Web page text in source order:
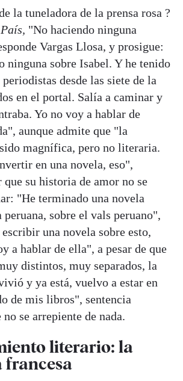
la tuneladora de la prensa rosa ?
"No haciendo ninguna
Vargas Llosa, y prosigue:
ninguna sobre Isabel. Y he tenido
desde las siete de la
en el portal. Salía a caminar y
Yo no voy a hablar de
aunque admite que "la
magnífica, pero no literaria.
en una novela, eso",
su historia de amor no se
"He terminado una novela
peruana, sobre el vals peruano",
una novela sobre esto,
a hablar de ella", a pesar de que
distintos, muy separados, la
y ya está, vuelvo a estar en
de mis libros", sentencia
no se arrepiente de nada.
literario: la
francesa